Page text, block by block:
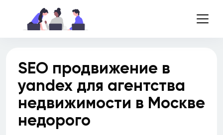
SEO продвижение в
yandex для агентства
недвижимости в Москве
недорого